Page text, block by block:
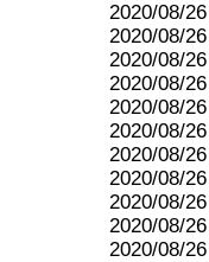
2020/08/
2020/08/
2020/08/
2020/08/
2020/08/
2020/08/
2020/08/
2020/08/
2020/08/
2020/08/
2020/08/